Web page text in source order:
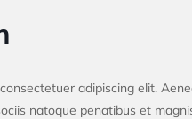
adipiscing elit.
natoque penatibus et